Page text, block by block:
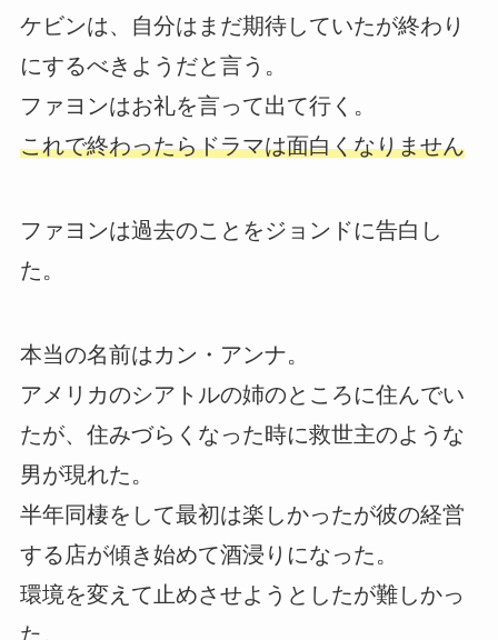
ケビンは、自分はまだ期待していたが終わり
にするべきようだと言う。
ファヨンはお礼を言って出て行く。
これで終わったらドラマは面白くなりません
ファヨンは過去のことをジョンドに告白し
た。
本当の名前はカン・アンナ。
アメリカのシアトルの姉のところに住んでい
たが、住みづらくなった時に救世主のような
男が現れた。
半年同棲をして最初は楽しかったが彼の経営
する店が傾き始めて酒浸りになった。
環境を変えて止めさせようとしたが難しかっ
た。